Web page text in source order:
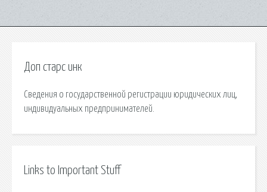
Доп старс инк
Сведения о государственной регистрации юридических лиц,
индивидуальных предпринимателей.
Links to Important Stuff